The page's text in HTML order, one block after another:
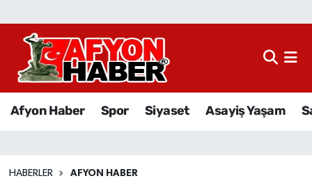
Afyon Haber Spor Siyaset Asayiş Yaşam
HABERLER AFYON HABER
Afyon Haber